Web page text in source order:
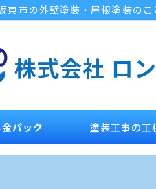
東市の外壁塗装・屋根塗装の
株式会社 ロ
パック 塗装工事の工